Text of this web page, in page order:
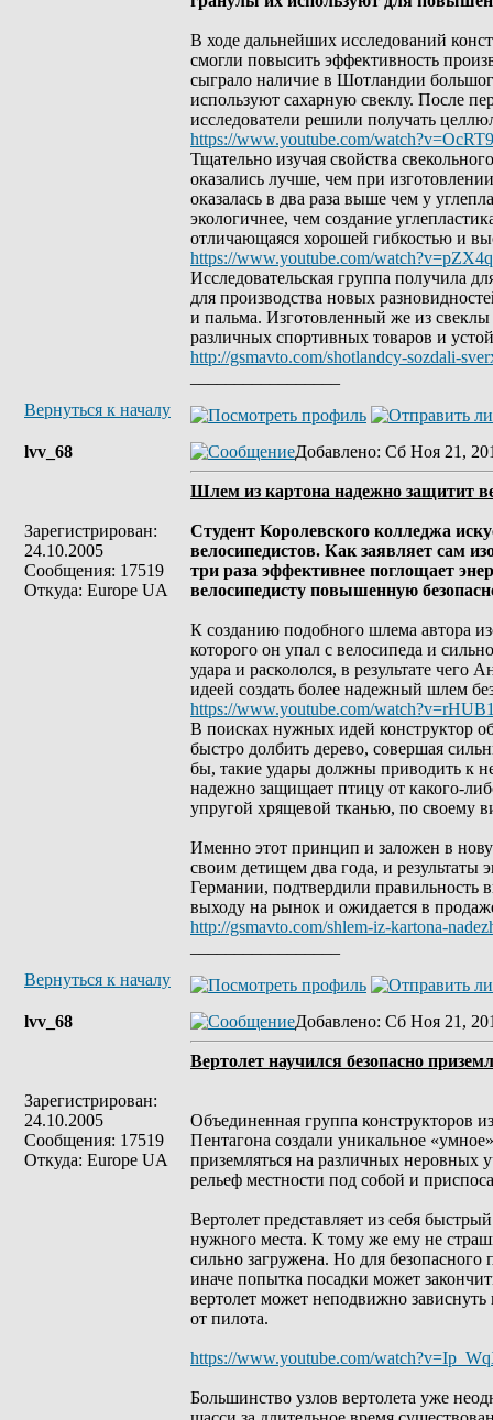
В ходе дальнейших исследований
смогли повысить эффективность
сыграло наличие в Шотландии
используют сахарную свеклу. После
исследователи решили получать
https://www.youtube.com/
Тщательно изучая свойства
оказались лучше, чем при
оказалась в два раза выше чем у
экологичнее, чем создание
отличающаяся хорошей гибкостью и
https://www.youtube.com/
Исследовательская группа получила
для производства новых
и пальма. Изготовленный же из
различных спортивных товаров и
http://gsmavto.com/shotlandcy-sozdali-
Вернуться к началу
lvv_68
Зарегистрирован:
24.10.2005
Сообщения: 17519
Откуда: Europe UA
Добавлено: Сб Ноя 21,
Шлем из картона надежно защитит
Студент Королевского колледжа
велосипедистов. Как заявляет сам
три раза эффективнее поглощает
велосипедисту повышенную
К созданию подобного шлема автора
которого он упал с велосипеда и
удара и раскололся, в результате чего
идеей создать более надежный шлем
https://www.youtube.com/
В поисках нужных идей конструктор
быстро долбить дерево, совершая
бы, такие удары должны приводить к
надежно защищает птицу от какого-
упругой хрящевой тканью, по своему
Именно этот принцип и заложен в
своим детищем два года, и результаты
Германии, подтвердили
выходу на рынок и ожидается в
http://gsmavto.com/shlem-iz-kartona-
Вернуться к началу
lvv_68
Зарегистрирован:
24.10.2005
Сообщения: 17519
Откуда: Europe UA
Добавлено: Сб Ноя 21,
Вертолет научился безопасно
Объединенная группа конструкторов
Пентагона создали уникальное
приземляться на различных неровных
рельеф местности под собой и
Вертолет представляет из себя
нужного места. К тому же ему не
сильно загружена. Но для
иначе попытка посадки может
вертолет может неподвижно
от пилота.
https://www.youtube.com/
Большинство узлов вертолета уже